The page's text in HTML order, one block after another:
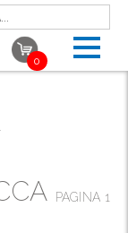
0
PAGINA 1